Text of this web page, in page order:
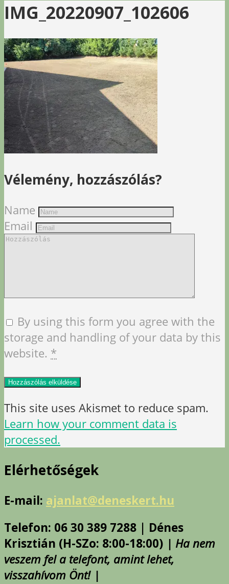
IMG_20220907_102606
Vélemény, hozzászólás?
Name
Email
By using this form you agree with the
storage and handling of your data by this
website. *
This site uses Akismet to reduce spam.
Learn how your comment data is
processed.
Elérhetőségek
E-mail: ajanlat@deneskert.hu
Telefon: 06 30 389 7288 | Dénes
Krisztián (H-SZo: 8:00-18:00) | Ha nem
veszem fel a telefont, amint lehet,
visszahívom Önt! |